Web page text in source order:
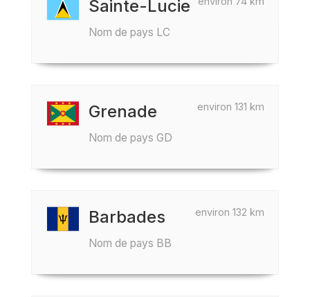
Sainte-Lucie
Nom de pays LC
environ 131 km
Grenade
Nom de pays GD
environ 132 km
Barbades
Nom de pays BB